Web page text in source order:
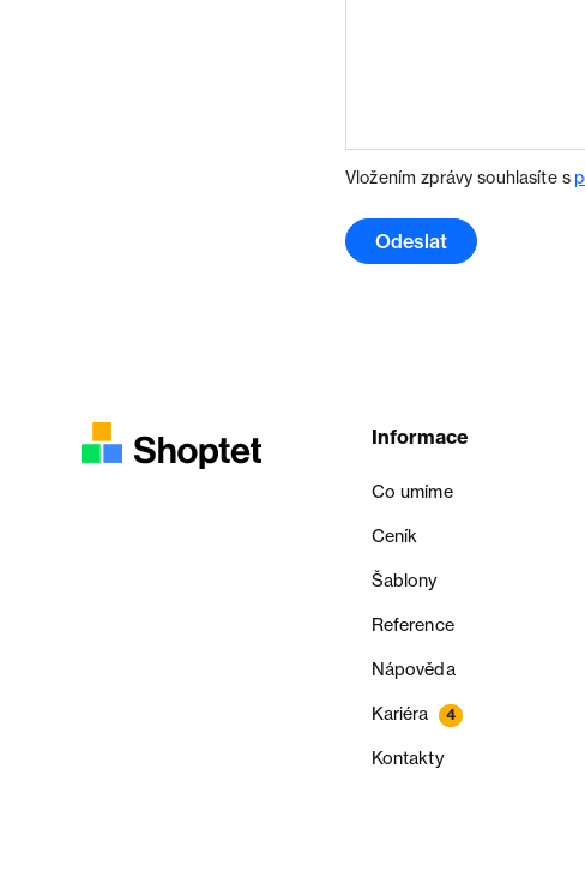
Vložením zprávy souhlasíte s
Odeslat
Informace
Co umíme
Ceník
Šablony
Reference
Nápověda
Kariéra 4
Kontakty